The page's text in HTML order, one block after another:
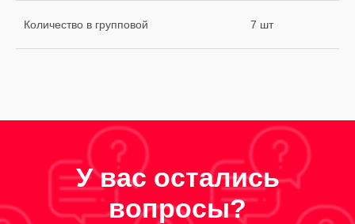
Количество в групповой 7 шт
У вас остались
вопросы?